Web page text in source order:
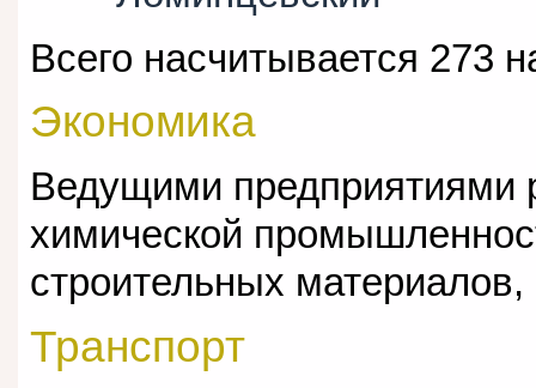
Всего насчитывается 273
Экономика
Ведущими предприятиями
химической
строительных материалов,
Транспорт